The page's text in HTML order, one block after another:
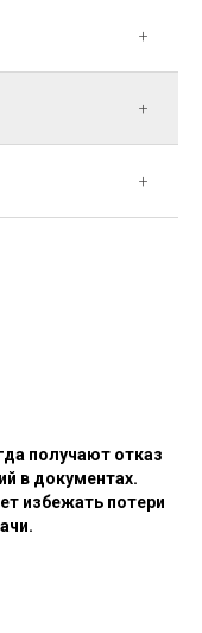
+
+
+
получают отказ
в документах.
избежать потери